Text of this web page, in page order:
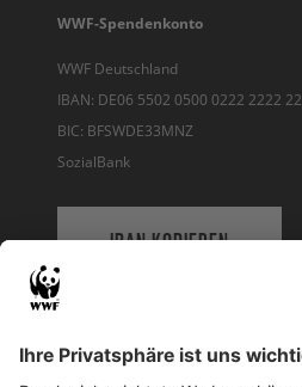
WWF-Spendenkonto
WWF Deutschland
IBAN: DE06 5502 0500 0222 2222 22
BIC: BFSWDE33MNZ
SozialBank
IBAN KOPIEREN